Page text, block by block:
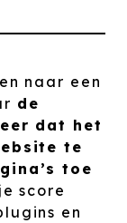
naar een
de
dat het
te
toe
score
en